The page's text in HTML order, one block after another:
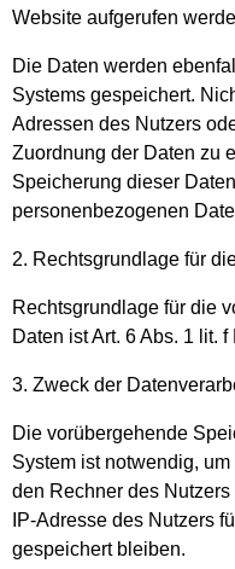
Website aufgerufen
Die Daten werden
Systems gespeichert.
Adressen des Nutzers
Zuordnung der Daten zu
Speicherung dieser
personenbezogenen
2. Rechtsgrundlage für
Rechtsgrundlage für die
Daten ist Art. 6 Abs. 1 lit. f
3. Zweck der
Die vorübergehende
System ist notwendig,
den Rechner des
IP-Adresse des Nutzers
gespeichert bleiben.